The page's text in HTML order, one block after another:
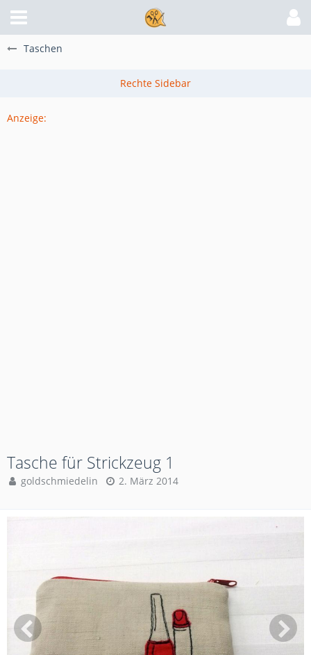
Taschen
Anzeige:
Tasche für Strickzeug 1
goldschmiedelin 2. März 2014